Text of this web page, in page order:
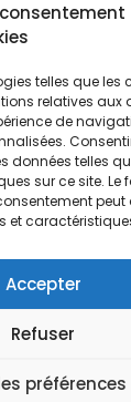
telles que les
relatives aux
de
données telles
sur ce site. Le
et
Accepter
Refuser
préférences
être réduit